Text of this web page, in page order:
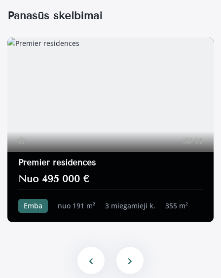
Panašūs skelbimai
11
Premier residences
Nuo 495 000 €
Emba nuo 191 m² 3 miegamieji k. 355 m²